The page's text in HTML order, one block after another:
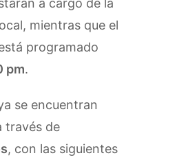
a cargo de la
mientras que el
programado
pm.
se encuentran
través de
, con las siguientes